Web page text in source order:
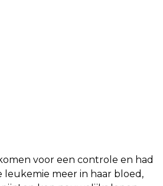
voor een controle en had
meer in haar bloed,